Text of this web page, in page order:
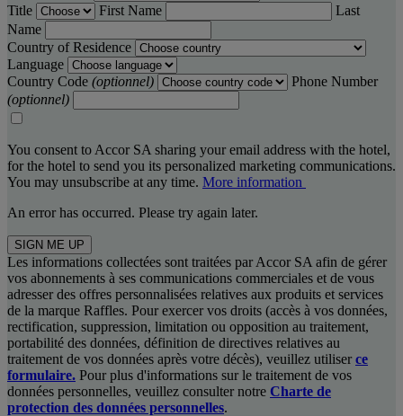
Title
First Name
Last
Name
Country of Residence
Language
Country Code (optionnel)
Phone Number
(optionnel)
You consent to Accor SA sharing your email address with the hotel,
for the hotel to send you its personalized marketing communications.
You may unsubscribe at any time. More information
An error has occurred. Please try again later.
SIGN ME UP
Les informations collectées sont traitées par Accor SA afin de gérer
vos abonnements à ses communications commerciales et de vous
adresser des offres personnalisées relatives aux produits et services
de la marque Raffles. Pour exercer vos droits (accès à vos données,
rectification, suppression, limitation ou opposition au traitement,
portabilité des données, définition de directives relatives au
traitement de vos données après votre décès), veuillez utiliser ce
formulaire. Pour plus d'informations sur le traitement de vos
données personnelles, veuillez consulter notre Charte de
protection des données personnelles.